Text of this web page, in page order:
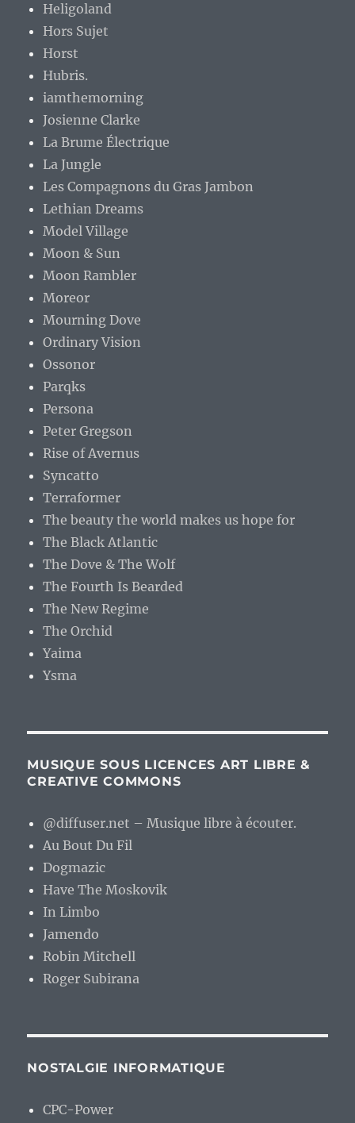
Heligoland
Hors Sujet
Horst
Hubris.
iamthemorning
Josienne Clarke
La Brume Électrique
La Jungle
Les Compagnons du Gras Jambon
Lethian Dreams
Model Village
Moon & Sun
Moon Rambler
Moreor
Mourning Dove
Ordinary Vision
Ossonor
Parqks
Persona
Peter Gregson
Rise of Avernus
Syncatto
Terraformer
The beauty the world makes us hope for
The Black Atlantic
The Dove & The Wolf
The Fourth Is Bearded
The New Regime
The Orchid
Yaima
Ysma
MUSIQUE SOUS LICENCES ART LIBRE &
CREATIVE COMMONS
@diffuser.net – Musique libre à écouter.
Au Bout Du Fil
Dogmazic
Have The Moskovik
In Limbo
Jamendo
Robin Mitchell
Roger Subirana
NOSTALGIE INFORMATIQUE
CPC-Power